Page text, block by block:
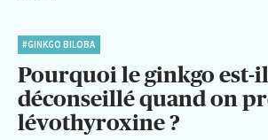
#GINKGO BILOBA
Pourquoi le ginkgo est-il
déconseillé quand on
lévothyroxine ?